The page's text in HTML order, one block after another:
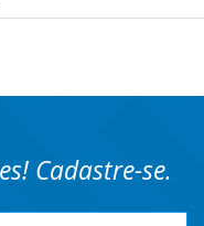
Cadastre-se.